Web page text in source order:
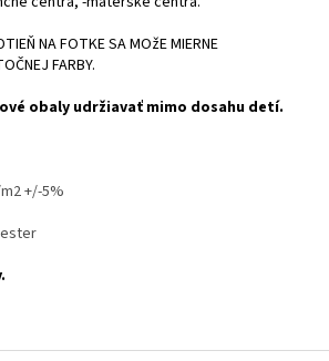
NA FOTKE SA MOžE MIERNE
FARBY.
obaly udržiavať mimo dosahu detí.
+/-5%